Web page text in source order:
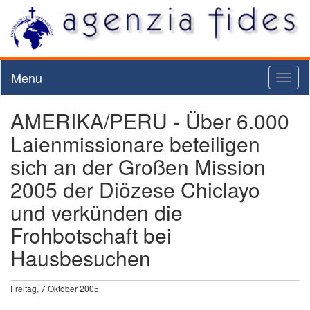
Menu
AMERIKA/PERU - Über 6.000
Laienmissionare beteiligen
sich an der Großen Mission
2005 der Diözese Chiclayo
und verkünden die
Frohbotschaft bei
Hausbesuchen
Freitag, 7 Oktober 2005